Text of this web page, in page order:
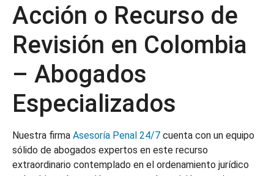
Acción o Recurso de
Revisión en Colombia
– Abogados
Especializados
Nuestra firma Asesoría Penal 24/7 cuenta con un equipo
sólido de abogados expertos en este recurso
extraordinario contemplado en el ordenamiento jurídico